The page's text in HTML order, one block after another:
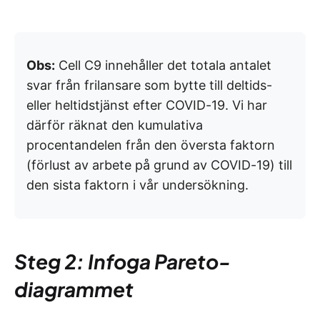
Obs: Cell C9 innehåller det totala antalet
svar från frilansare som bytte till deltids-
eller heltidstjänst efter COVID-19. Vi har
därför räknat den kumulativa
procentandelen från den översta faktorn
(förlust av arbete på grund av COVID-19) till
den sista faktorn i vår undersökning.
Steg 2: Infoga Pareto-
diagrammet